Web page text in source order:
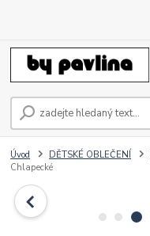
Úvod DĚTSKÉ OBLEČENÍ
Chlapecké